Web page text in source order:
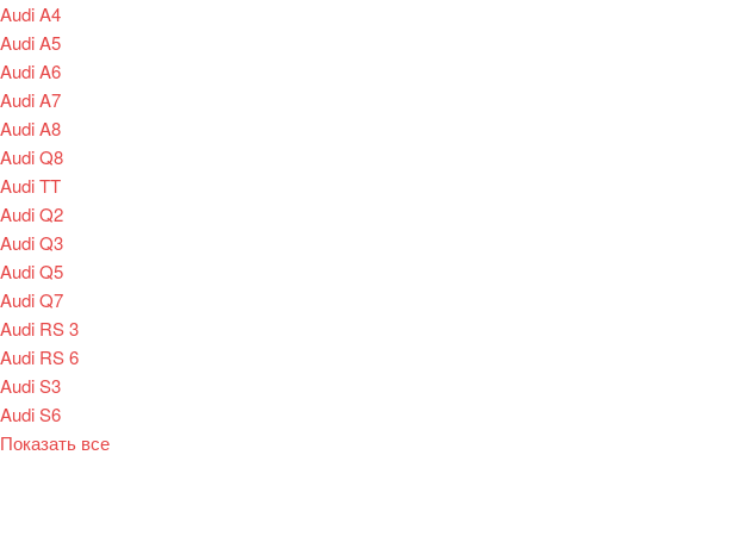
Audi A4
Audi A5
Audi A6
Audi A7
Audi A8
Audi Q8
Audi TT
Audi Q2
Audi Q3
Audi Q5
Audi Q7
Audi RS 3
Audi RS 6
Audi S3
Audi S6
Показать все